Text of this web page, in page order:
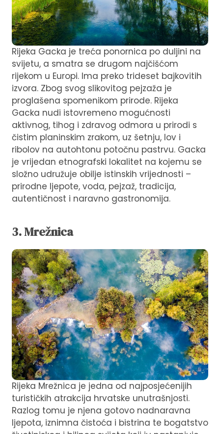
Rijeka Gacka je treća ponornica po duljini na
svijetu, a smatra se drugom najčišćom
rijekom u Europi. Ima preko trideset bajkovitih
izvora. Zbog svog slikovitog pejzaža je
proglašena spomenikom prirode. Rijeka
Gacka nudi istovremeno mogućnosti
aktivnog, tihog i zdravog odmora u prirodi s
čistim planinskim zrakom, uz šetnju, lov i
ribolov na autohtonu potočnu pastrvu. Gacka
je vrijedan etnografski lokalitet na kojemu se
složno udružuje obilje istinskih vrijednosti –
prirodne ljepote, voda, pejzaž, tradicija,
autentičnost i naravno gastronomija.
3. Mrežnica
Rijeka Mrežnica je jedna od najposjećenijih
turističkih atrakcija hrvatske unutrašnjosti.
Razlog tomu je njena gotovo nadnaravna
ljepota, iznimna čistoća i bistrina te bogatstvo